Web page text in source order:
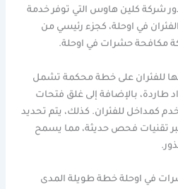
دور شركة كلين هاوس التي توفر خدمة
في اوحلة، كجزء رئيسي من
مكافحة حشرات في اوحلة.
للفئران على خطة محكمة تشمل
طاردة، بالإضافة إلى غلق فتحات
كمداخل للفئران. كذلك، يتم تحديد
تقنيات فحص حديثة، مما يسمح
في اوحلة خطة طويلة المدى